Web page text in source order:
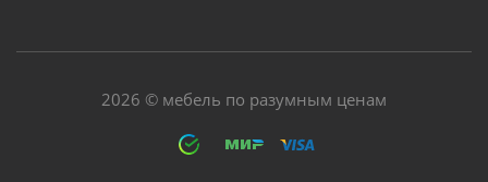
2026 © мебель по разумным ценам